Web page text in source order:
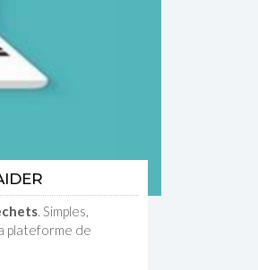
. Simples,
plateforme de